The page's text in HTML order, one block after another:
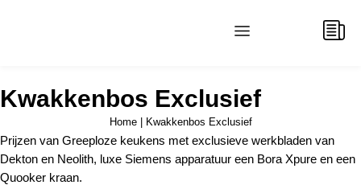
Kwakkenbos Exclusief
Home| Kwakkenbos Exclusief
Prijzen van Greeploze keukens met exclusieve werkbladen van
Dekton en Neolith, luxe Siemens apparatuur een Bora Xpure en een
Quooker kraan.